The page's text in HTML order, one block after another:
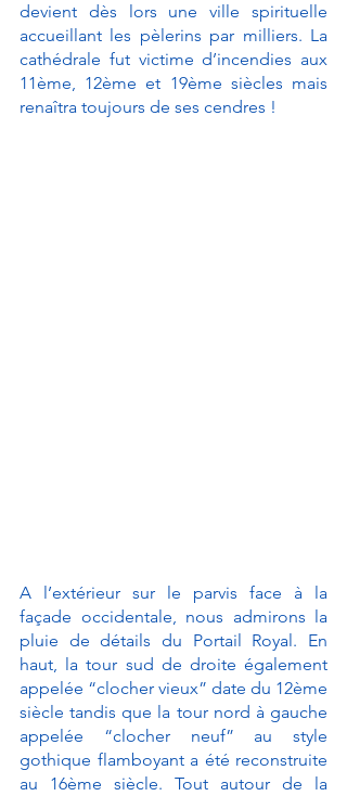
devient dès lors une ville spirituelle
accueillant les pèlerins par milliers. La
cathédrale fut victime d’incendies aux
11ème, 12ème et 19ème siècles mais
renaîtra toujours de ses cendres !
A l’extérieur sur le parvis face à la
façade occidentale, nous admirons la
pluie de détails du Portail Royal. En
haut, la tour sud de droite également
appelée “clocher vieux” date du 12ème
siècle tandis que la tour nord à gauche
appelée “clocher neuf” au style
gothique flamboyant a été reconstruite
au 16ème siècle. Tout autour de la